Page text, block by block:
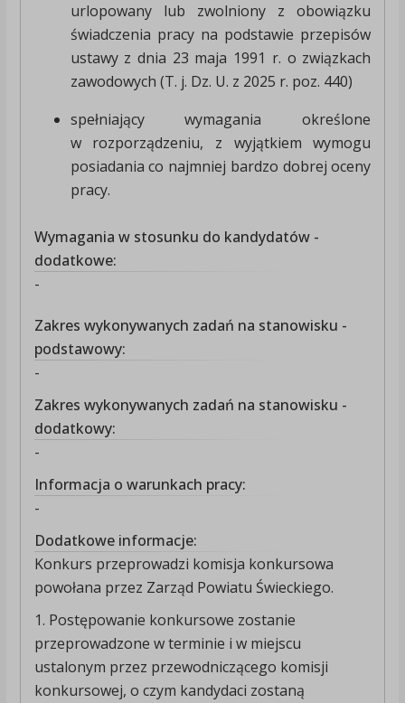
urlopowany lub zwolniony z obowiązku
świadczenia pracy na podstawie przepisów
ustawy z dnia 23 maja 1991 r. o związkach
zawodowych (T. j. Dz. U. z 2025 r. poz. 440)
spełniający wymagania określone
w rozporządzeniu, z wyjątkiem wymogu
posiadania co najmniej bardzo dobrej oceny
pracy.
Wymagania w stosunku do kandydatów -
dodatkowe:
-
Zakres wykonywanych zadań na stanowisku -
podstawowy:
-
Zakres wykonywanych zadań na stanowisku -
dodatkowy:
-
Informacja o warunkach pracy:
-
Dodatkowe informacje:
Konkurs przeprowadzi komisja konkursowa
powołana przez Zarząd Powiatu Świeckiego.
1. Postępowanie konkursowe zostanie
przeprowadzone w terminie i w miejscu
ustalonym przez przewodniczącego komisji
konkursowej, o czym kandydaci zostaną